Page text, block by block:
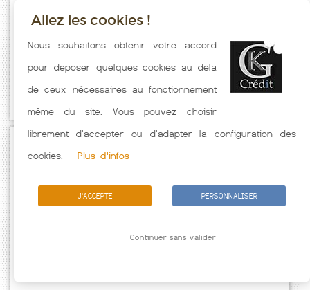
Taux emprunt actualisés (Wavrin) toutes les semaines. Taux Immobilier
pratiqués par nos partenaires bancaires. Meilleur Taux hors
assurance. Taux crédit immobilier indicatif fonction des
caractéristiques de l'emprunteur.
Allez les cookies !
Nous souhaitons obtenir votre accord
pour déposer quelques cookies au delà
de ceux nécessaires au fonctionnement
même du site. Vous pouvez choisir
librement d'accepter ou d'adapter la configuration des
cookies.
Plus d'infos
J'ACCEPTE PERSONNALISER
Continuer sans valider